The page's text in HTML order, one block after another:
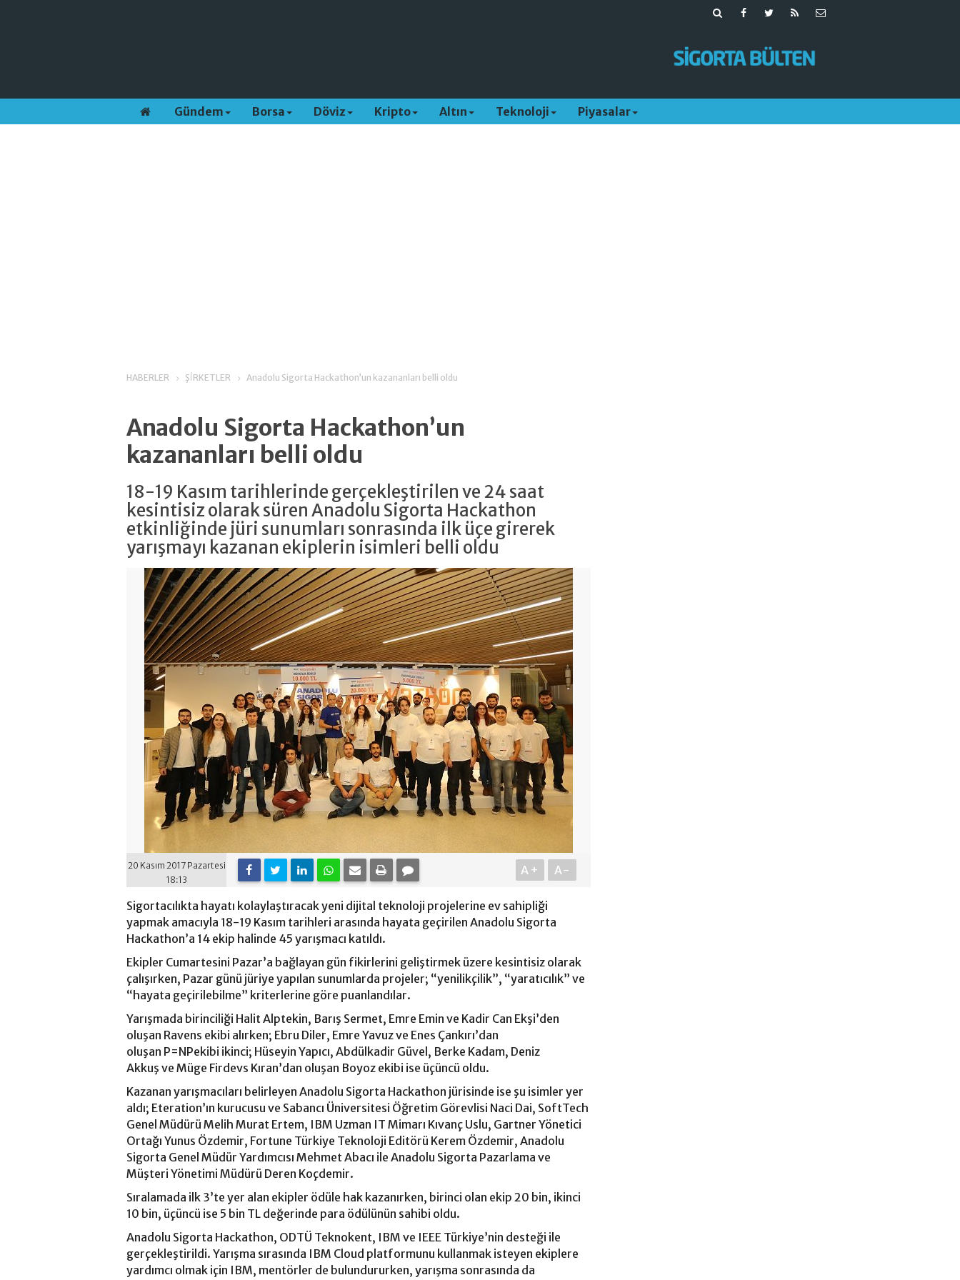
Gündem Borsa Döviz Kripto Altın Teknoloji Piyasalar
HABERLER ŞİRKETLER Anadolu Sigorta Hackathon’un kazananları belli oldu
Anadolu Sigorta Hackathon’un
kazananları belli oldu
18-19 Kasım tarihlerinde gerçekleştirilen ve 24 saat
kesintisiz olarak süren Anadolu Sigorta Hackathon
etkinliğinde jüri sunumları sonrasında ilk üçe girerek
yarışmayı kazanan ekiplerin isimleri belli oldu
20 Kasım 2017 Pazartesi
18:13
A+ A-
Sigortacılıkta hayatı kolaylaştıracak yeni dijital teknoloji projelerine ev sahipliği
yapmak amacıyla 18-19 Kasım tarihleri arasında hayata geçirilen Anadolu Sigorta
Hackathon’a 14 ekip halinde 45 yarışmacı katıldı.
Ekipler Cumartesini Pazar’a bağlayan gün fikirlerini geliştirmek üzere kesintisiz olarak
çalışırken, Pazar günü jüriye yapılan sunumlarda projeler; “yenilikçilik”, “yaratıcılık” ve
“hayata geçirilebilme” kriterlerine göre puanlandılar.
Yarışmada birinciliği Halit Alptekin, Barış Sermet, Emre Emin ve Kadir Can Ekşi’den
oluşan Ravens ekibi alırken; Ebru Diler, Emre Yavuz ve Enes Çankırı’dan
oluşan P=NPekibi ikinci; Hüseyin Yapıcı, Abdülkadir Güvel, Berke Kadam, Deniz
Akkuş ve Müge Firdevs Kıran’dan oluşan Boyoz ekibi ise üçüncü oldu.
Kazanan yarışmacıları belirleyen Anadolu Sigorta Hackathon jürisinde ise şu isimler yer
aldı; Eteration’ın kurucusu ve Sabancı Üniversitesi Öğretim Görevlisi Naci Dai, SoftTech
Genel Müdürü Melih Murat Ertem, IBM Uzman IT Mimarı Kıvanç Uslu, Gartner Yönetici
Ortağı Yunus Özdemir, Fortune Türkiye Teknoloji Editörü Kerem Özdemir, Anadolu
Sigorta Genel Müdür Yardımcısı Mehmet Abacı ile Anadolu Sigorta Pazarlama ve
Müşteri Yönetimi Müdürü Deren Koçdemir.
Sıralamada ilk 3’te yer alan ekipler ödüle hak kazanırken, birinci olan ekip 20 bin, ikinci
10 bin, üçüncü ise 5 bin TL değerinde para ödülünün sahibi oldu.
Anadolu Sigorta Hackathon, ODTÜ Teknokent, IBM ve IEEE Türkiye’nin desteği ile
gerçekleştirildi. Yarışma sırasında IBM Cloud platformunu kullanmak isteyen ekiplere
yardımcı olmak için IBM, mentörler de bulundururken, yarışma sonrasında da